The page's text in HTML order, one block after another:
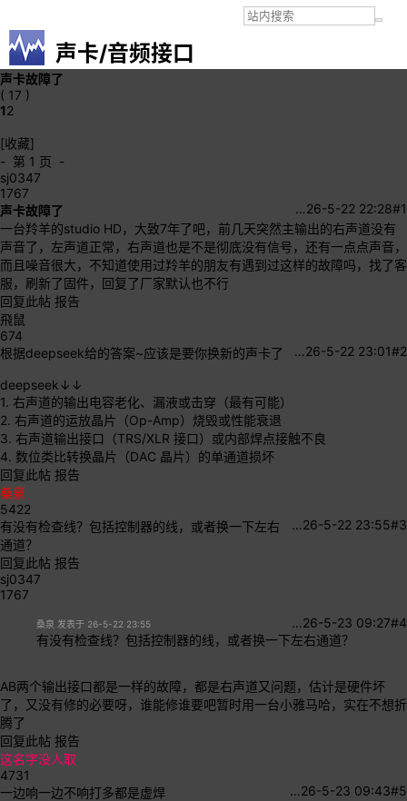
声卡/音频接口
声卡故障了
( 17 )
12
[收藏]
- 第 1 页 -
sj0347
1767
#1
26-5-22 22:28
…
声卡故障了
一台羚羊的studio HD，大致7年了吧，前几天突然主输出的右声道没有
声音了，左声道正常，右声道也是不是彻底没有信号，还有一点点声音，
而且噪音很大，不知道使用过羚羊的朋友有遇到过这样的故障吗，找了客
服，刷新了固件，回复了厂家默认也不行
回复此帖 报告
飛鼠
674
#2
26-5-22 23:01
…
根据deepseek给的答案~应该是要你换新的声卡了
deepseek↓↓
1. 右声道的输出电容老化、漏液或击穿（最有可能）
2. 右声道的运放晶片（Op-Amp）烧毁或性能衰退
3. 右声道输出接口（TRS/XLR 接口）或内部焊点接触不良
4. 数位类比转换晶片（DAC 晶片）的单通道损坏
回复此帖 报告
桑泉
5422
#3
26-5-22 23:55
…
有没有检查线？包括控制器的线，或者换一下左右
通道？
回复此帖 报告
sj0347
1767
#4
26-5-23 09:27
…
桑泉 发表于 26-5-22 23:55
有没有检查线？包括控制器的线，或者换一下左右通道？
AB两个输出接口都是一样的故障，都是右声道又问题，估计是硬件坏
了，又没有修的必要呀，谁能修谁要吧暂时用一台小雅马哈，实在不想折
腾了
回复此帖 报告
这名字没人取
4731
#5
26-5-23 09:43
…
一边响一边不响打多都是虚焊